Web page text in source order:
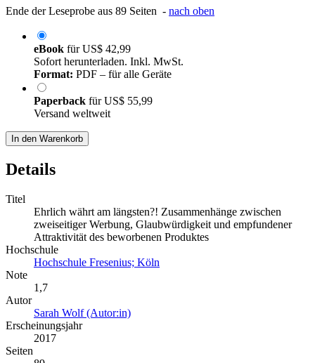
Ende der Leseprobe aus 89 Seiten - nach oben
eBook fürUS$ 42,99
Sofort herunterladen. Inkl. MwSt.
Format: PDF – für alle Geräte
Paperback fürUS$ 55,99
Versand weltweit
In den Warenkorb
Details
Titel
Ehrlich währt am längsten?! Zusammenhänge zwischen
zweiseitiger Werbung, Glaubwürdigkeit und empfundener
Attraktivität des beworbenen Produktes
Hochschule
Hochschule Fresenius; Köln
Note
1,7
Autor
Sarah Wolf (Autor:in)
Erscheinungsjahr
2017
Seiten